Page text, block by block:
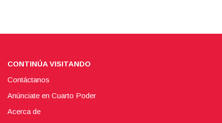
CONTINÚA VISITANDO
Contáctanos
Anúnciate en Cuarto Poder
Acerca de